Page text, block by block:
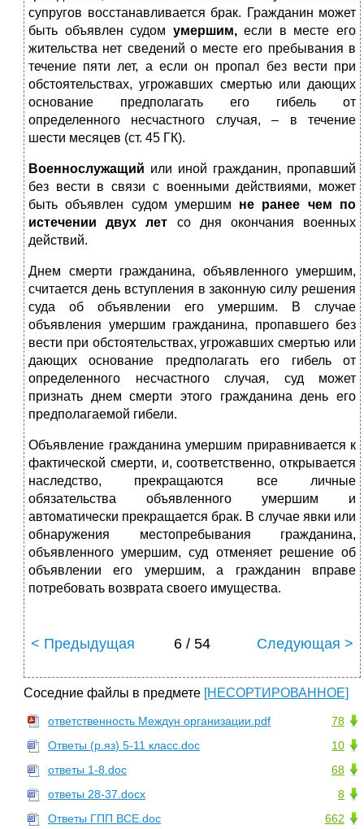
супругов восстанавливается брак. Гражданин может
быть объявлен судом умершим,если в месте его
жительства нет сведений о месте его пребывания в
течение пяти лет, а если он пропал без вести при
обстоятельствах, угрожавших смертью или дающих
основание предполагать его гибель от
определенного несчастного случая, – в течение
шести месяцев (ст. 45 ГК).
Военнослужащий или иной гражданин, пропавший
без вести в связи с военными действиями, может
быть объявлен судом умершим не ранее чем по
истечении двух лет со дня окончания военных
действий.
Днем смерти гражданина, объявленного умершим,
считается день вступления в законную силу решения
суда об объявлении его умершим. В случае
объявления умершим гражданина, пропавшего без
вести при обстоятельствах, угрожавших смертью или
дающих основание предполагать его гибель от
определенного несчастного случая, суд может
признать днем смерти этого гражданина день его
предполагаемой гибели.
Объявление гражданина умершим приравнивается к
фактической смерти, и, соответственно, открывается
наследство, прекращаются все личные
обязательства объявленного умершим и
автоматически прекращается брак. В случае явки или
обнаружения местопребывания гражданина,
объявленного умершим, суд отменяет решение об
объявлении его умершим, а гражданин вправе
потребовать возврата своего имущества.
< Предыдущая 6 / 54 Следующая >
Соседние файлы в предмете [НЕСОРТИРОВАННОЕ]
78
ответственность Междун организации.pdf
10
Ответы (р.яз) 5-11 класс.doc
68
ответы 1-8.doc
8
ответы 28-37.docx
662
Ответы ГПП ВСЕ.doc